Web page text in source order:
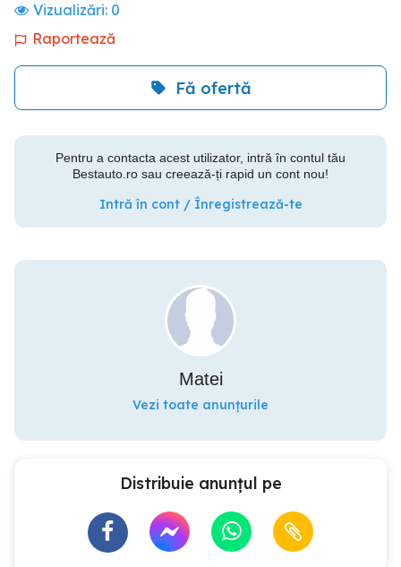
Vizualizări: 0
Raportează
Fă ofertă
Pentru a contacta acest utilizator, intră în contul tău
Bestauto.ro sau creează-ți rapid un cont nou!
Intră în cont / Înregistrează-te
Matei
Vezi toate anunțurile
Distribuie anunțul pe